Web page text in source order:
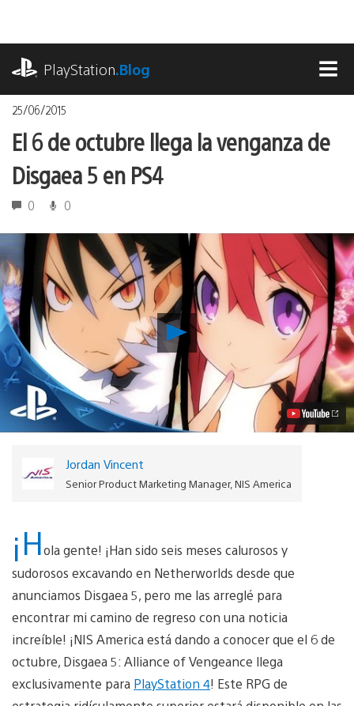
contenido
PlayStation.Blog
25/06/2015
El 6 de octubre llega la venganza de
Disgaea 5 en PS4
0 0
Reproducir
El
6
de
octubre
llega
la
venganza
en
Jordan Vincent
Senior Product Marketing Manager, NIS America
¡Hola gente! ¡Han sido seis meses calurosos y
sudorosos excavando en Netherworlds desde que
anunciamos Disgaea 5, pero me las arreglé para
encontrar mi camino de regreso con una noticia
increíble! ¡NIS America está dando a conocer que el 6 de
octubre, Disgaea 5: Alliance of Vengeance llega
exclusivamente para PlayStation 4! Este RPG de